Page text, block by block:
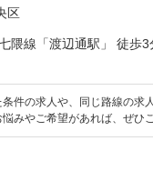
区
隈線「渡辺通駅」 徒歩3
条件の求人や、同じ路線の求
みやご希望があれば、ぜひ